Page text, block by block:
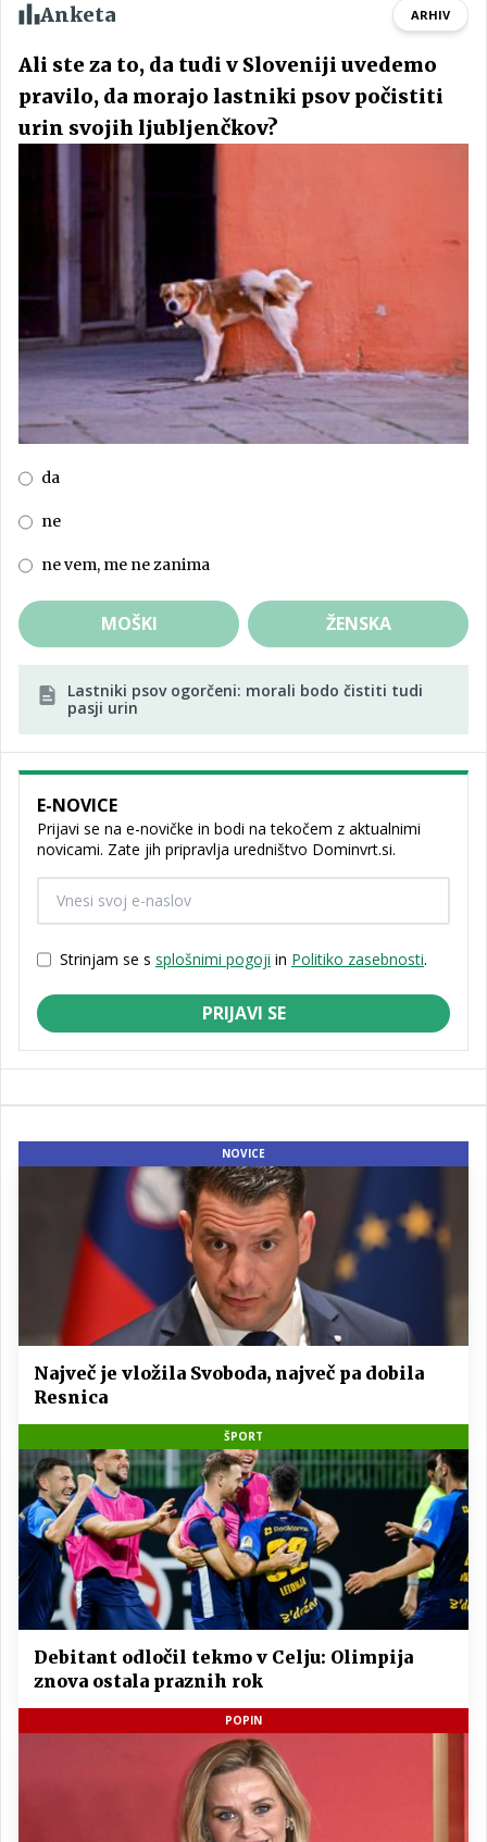
Anketa ARHIV
Ali ste za to, da tudi v Sloveniji uvedemo
pravilo, da morajo lastniki psov počistiti
urin svojih ljubljenčkov?
da
ne
ne vem, me ne zanima
MOŠKI ŽENSKA
Lastniki psov ogorčeni: morali bodo čistiti tudi
pasji urin
E-NOVICE
Prijavi se na e-novičke in bodi na tekočem z aktualnimi
novicami. Zate jih pripravlja uredništvo Dominvrt.si.
Strinjam se s splošnimi pogoji in Politiko zasebnosti.
PRIJAVI SE
NOVICE
Največ je vložila Svoboda, največ pa dobila
Resnica
ŠPORT
Debitant odločil tekmo v Celju: Olimpija
znova ostala praznih rok
POPIN